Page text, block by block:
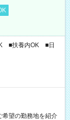
■扶養内OK ■日
望の勤務地を紹介